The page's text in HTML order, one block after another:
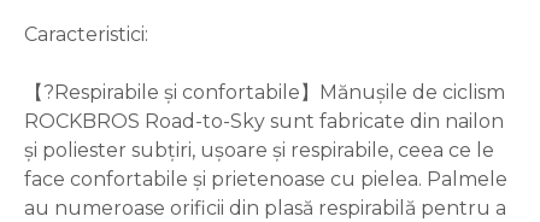
Caracteristici:
【?Respirabile și confortabile】Mănușile de ciclism
ROCKBROS Road-to-Sky sunt fabricate din nailon
și poliester subțiri, ușoare și respirabile, ceea ce le
face confortabile și prietenoase cu pielea. Palmele
au numeroase orificii din plasă respirabilă pentru a